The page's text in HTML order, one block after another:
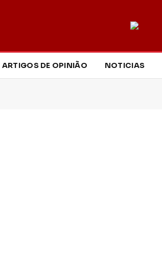
ARTIGOS DE OPINIÃO NOTICIAS